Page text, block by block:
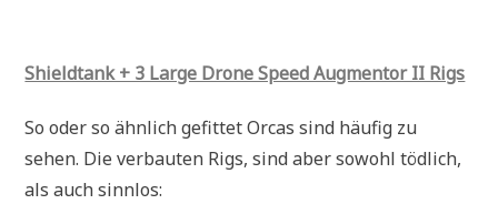
Shieldtank + 3 Large Drone Speed Augmentor II Rigs
So oder so ähnlich gefittet Orcas sind häufig zu
sehen. Die verbauten Rigs, sind aber sowohl tödlich,
als auch sinnlos: